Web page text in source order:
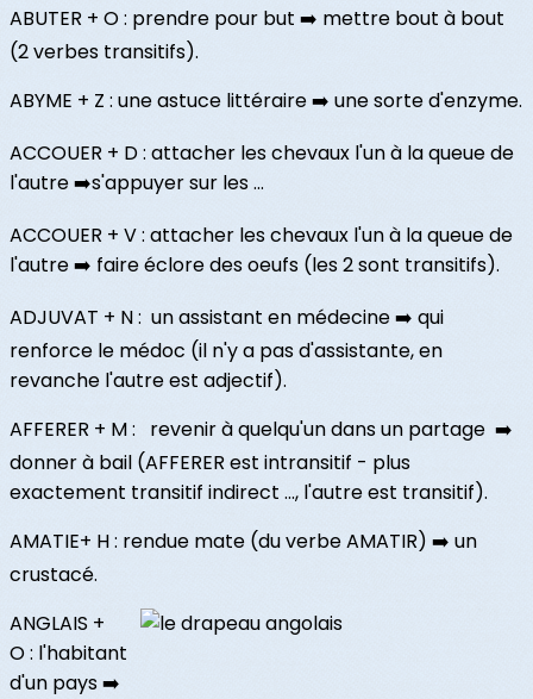
ABUTER + O : prendre pour but ➡️ mettre bout à bout
(2 verbes transitifs).
ABYME + Z : une astuce littéraire ➡️ une sorte d'enzyme.
ACCOUER + D : attacher les chevaux l'un à la queue de
l'autre ➡️s'appuyer sur les ...
ACCOUER + V : attacher les chevaux l'un à la queue de
l'autre ➡️ faire éclore des oeufs (les 2 sont transitifs).
ADJUVAT + N : un assistant en médecine ➡️ qui
renforce le médoc (il n'y a pas d'assistante, en
revanche l'autre est adjectif).
AFFERER + M : revenir à quelqu'un dans un partage ➡️
donner à bail (AFFERER est intransitif - plus
exactement transitif indirect ..., l'autre est transitif).
AMATIE+ H : rendue mate (du verbe AMATIR) ➡️ un
crustacé.
ANGLAIS +
O : l'habitant
d'un pays ➡️